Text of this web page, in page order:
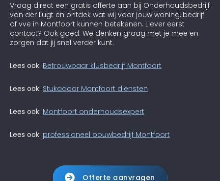
Vraag direct een gratis offerte aan bij Onderhoudsbedrijf
van der Lugt en ontdek wat wij voor jouw woning, bedrijf
of vve in Montfoort kunnen betekenen. Liever eerst
contact? Ook goed. We denken graag met je mee en
zorgen dat jij snel verder kunt.
Lees ook: Betrouwbaar klusbedrijf Montfoort
Lees ook: Stukadoor Montfoort diensten
Lees ook: Montfoort onderhoudsexpert
Lees ook: professioneel bouwbedrijf Montfoort
Offerte aanvragen